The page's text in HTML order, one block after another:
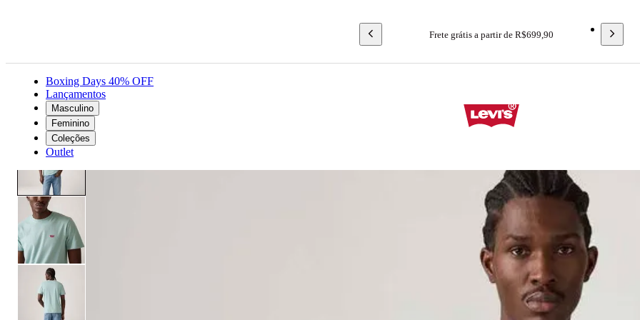
Frete grátis a partir de R$699,90
Boxing Days 40% OFF
Lançamentos
Masculino
Feminino
Coleções
Outlet
Masculino